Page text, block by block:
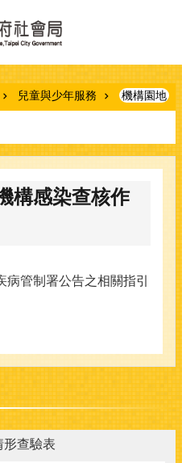
兒童與少年服務 機構園地
構感染查核作
管制署公告之相關指引
形查驗表